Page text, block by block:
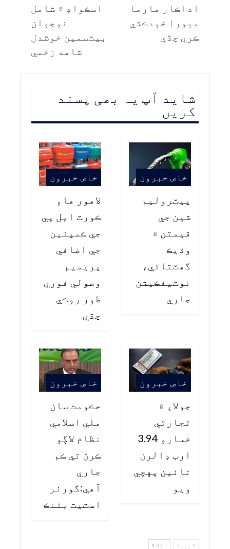
اداڪار هارما
ميورا خودڪشي
ڪري ڇڏي
اسڪواڊ ۾ شامل
نوجوان
بيٽسمين خوشدل
شاهه زخمي
شاید آپ یہ بھی پسند
کریں
خاص خبرون
پيٽروليم
شين جي
قيمتن ۾
وڌيڪ
گھٽتائي،
نوٽيفڪيشن
جاري
خاص خبرون
لاهور هاءِ
ڪورٽ ايل پي
جي ڪمپنين
جي اضافي
پريميم
وصولي فوري
طور روڪي
ڇڏي
خاص خبرون
جولاءِ ۾
تجارتي
خسارو 3.94
ارب ڊالرن
تائين پهچي
ويو
خاص خبرون
حڪومت سان
ملي اسلامي
نظام لاڳو
ڪرڻ تي ڪم
جاري
آهي:گورنر
اسٽيٽ بئنڪ
پچھلا اگلا